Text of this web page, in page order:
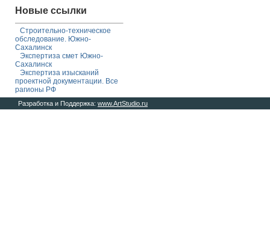
Новые ссылки
Строительно-техническое
обследование. Южно-
Сахалинск
Экспертиза смет Южно-
Сахалинск
Экспертиза изысканий
проектной документации. Все
рагионы РФ
Разработка и Поддержка: www.ArtStudio.ru